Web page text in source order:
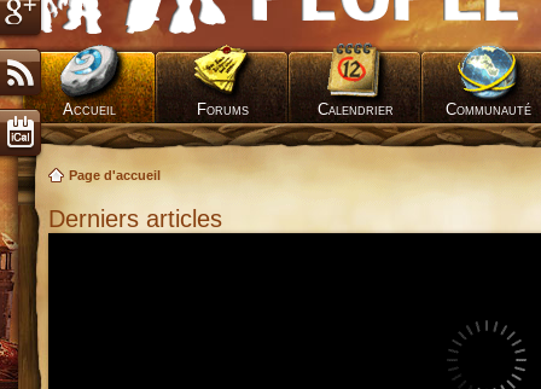
Accueil Forums Calendrier Communauté
Page d'accueil
Derniers articles